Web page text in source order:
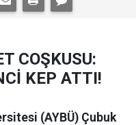
COŞKUSU:
KEP ATTI!
(AYBÜ) Çubuk